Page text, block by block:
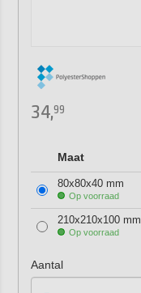
34,99
Maat
80x80x40 mm
Op voorraad
210x210x100 mm
Op voorraad
Aantal